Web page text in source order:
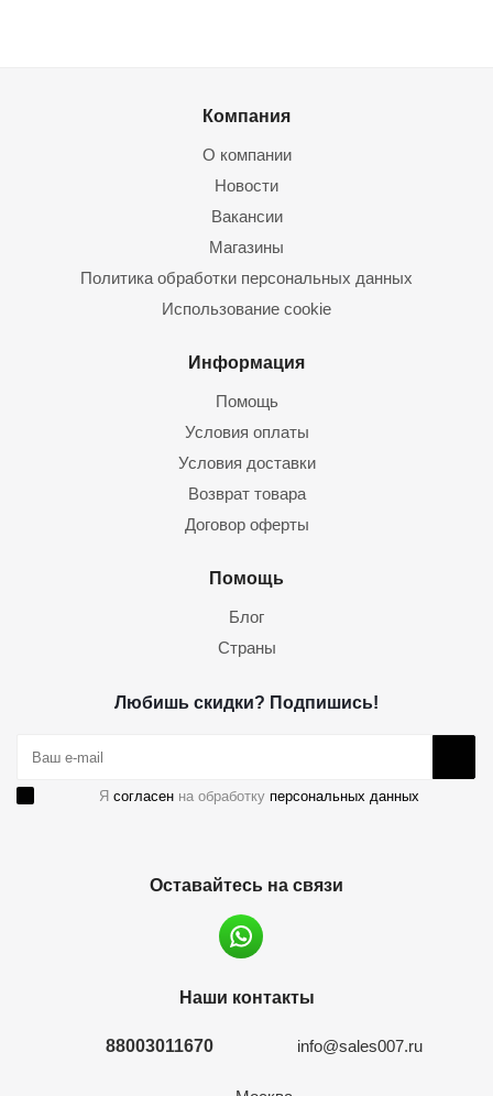
Компания
О компании
Новости
Вакансии
Магазины
Политика обработки персональных данных
Использование cookie
Информация
Помощь
Условия оплаты
Условия доставки
Возврат товара
Договор оферты
Помощь
Блог
Страны
Любишь скидки? Подпишись!
Я согласен на обработку персональных данных
Оставайтесь на связи
Наши контакты
88003011670 info@sales007.ru